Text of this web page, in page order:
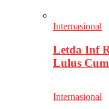
Internasional
Letda Inf
Lulus
Internasional